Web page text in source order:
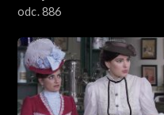
odc. 886